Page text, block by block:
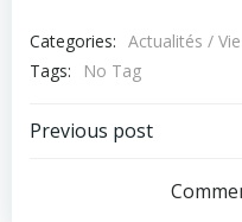
Categories: Actualités /
Tags:
No Tag
Navigation
Previous post